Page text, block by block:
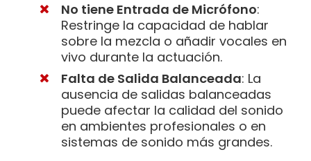
No tiene Entrada de Micrófono:
Restringe la capacidad de hablar
sobre la mezcla o añadir vocales en
vivo durante la actuación.
Falta de Salida Balanceada: La
ausencia de salidas balanceadas
puede afectar la calidad del sonido
en ambientes profesionales o en
sistemas de sonido más grandes.